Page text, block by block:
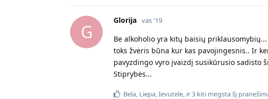
G
Glorija vas '19
Be alkoholio yra kitų baisių
toks žvėris būna kur kas pavojingesnis.. Ir
pavyzdingo vyro įvaizdį susikūrusio sadisto
Stiprybės...
Bela Liepa Ievutele , ir3 kiti mėgsta šį